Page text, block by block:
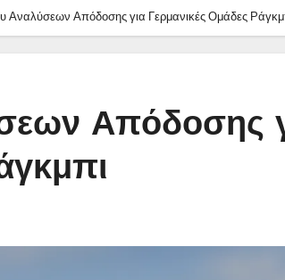
Αναλύσεων Απόδοσης για Γερμανικές Ομάδες
Απόδοσης